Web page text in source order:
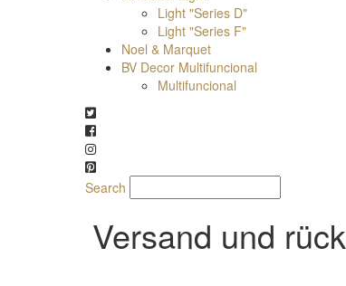
Light "Series D"
Light "Series F"
Noel & Marquet
BV Decor Multifuncional
Multifuncional
Search
Versand und